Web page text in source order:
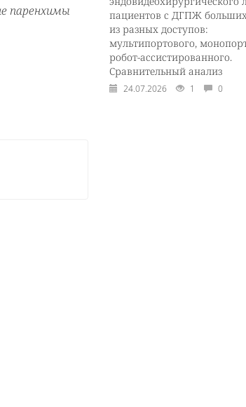
паренхимы
пациентов с ДГПЖ
из разных доступов:
мультипортового,
робот-ассистированного.
Сравнительный анализ
24.07.2026 1 0